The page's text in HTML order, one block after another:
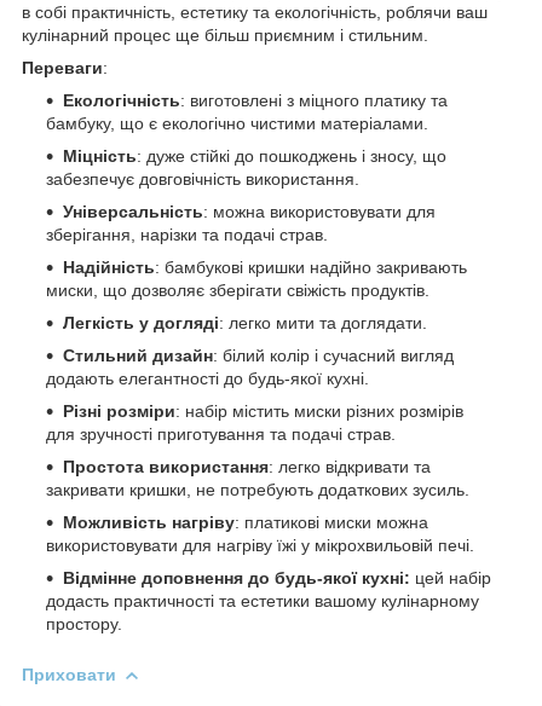
в собі практичність, естетику та екологічність, роблячи ваш
кулінарний процес ще більш приємним і стильним.
Переваги:
Екологічність: виготовлені з міцного платику та
бамбуку, що є екологічно чистими матеріалами.
Міцність: дуже стійкі до пошкоджень і зносу, що
забезпечує довговічність використання.
Універсальність: можна використовувати для
зберігання, нарізки та подачі страв.
Надійність: бамбукові кришки надійно закривають
миски, що дозволяє зберігати свіжість продуктів.
Легкість у догляді: легко мити та доглядати.
Стильний дизайн: білий колір і сучасний вигляд
додають елегантності до будь-якої кухні.
Різні розміри: набір містить миски різних розмірів
для зручності приготування та подачі страв.
Простота використання: легко відкривати та
закривати кришки, не потребують додаткових зусиль.
Можливість нагріву: платикові миски можна
використовувати для нагріву їжі у мікрохвильовій печі.
Відмінне доповнення до будь-якої кухні: цей набір
додасть практичності та естетики вашому кулінарному
простору.
Приховати